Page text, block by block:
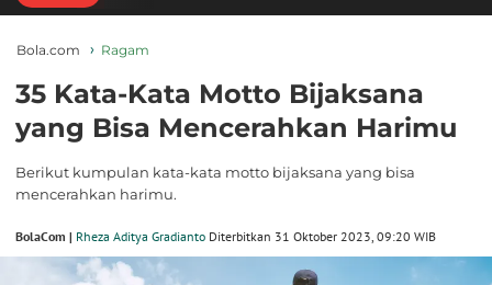
Bola.com Ragam
35 Kata-Kata Motto Bijaksana
yang Bisa Mencerahkan Harimu
Berikut kumpulan kata-kata motto bijaksana yang bisa
mencerahkan harimu.
BolaCom | Rheza Aditya Gradianto Diterbitkan 31 Oktober 2023, 09:20 WIB